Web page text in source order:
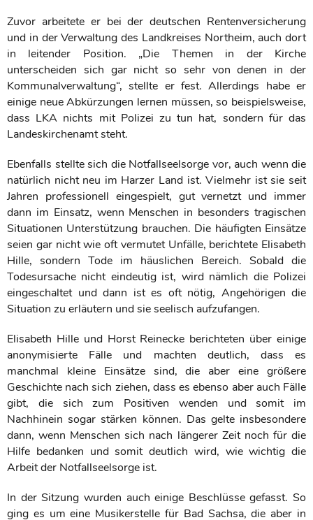
Zuvor arbeitete er bei der deutschen Rentenversicherung
und in der Verwaltung des Landkreises Northeim, auch dort
in leitender Position. „Die Themen in der Kirche
unterscheiden sich gar nicht so sehr von denen in der
Kommunalverwaltung“, stellte er fest. Allerdings habe er
einige neue Abkürzungen lernen müssen, so beispielsweise,
dass LKA nichts mit Polizei zu tun hat, sondern für das
Landeskirchenamt steht.
Ebenfalls stellte sich die Notfallseelsorge vor, auch wenn die
natürlich nicht neu im Harzer Land ist. Vielmehr ist sie seit
Jahren professionell eingespielt, gut vernetzt und immer
dann im Einsatz, wenn Menschen in besonders tragischen
Situationen Unterstützung brauchen. Die häufigten Einsätze
seien gar nicht wie oft vermutet Unfälle, berichtete Elisabeth
Hille, sondern Tode im häuslichen Bereich. Sobald die
Todesursache nicht eindeutig ist, wird nämlich die Polizei
eingeschaltet und dann ist es oft nötig, Angehörigen die
Situation zu erläutern und sie seelisch aufzufangen.
Elisabeth Hille und Horst Reinecke berichteten über einige
anonymisierte Fälle und machten deutlich, dass es
manchmal kleine Einsätze sind, die aber eine größere
Geschichte nach sich ziehen, dass es ebenso aber auch Fälle
gibt, die sich zum Positiven wenden und somit im
Nachhinein sogar stärken können. Das gelte insbesondere
dann, wenn Menschen sich nach längerer Zeit noch für die
Hilfe bedanken und somit deutlich wird, wie wichtig die
Arbeit der Notfallseelsorge ist.
In der Sitzung wurden auch einige Beschlüsse gefasst. So
ging es um eine Musikerstelle für Bad Sachsa, die aber in